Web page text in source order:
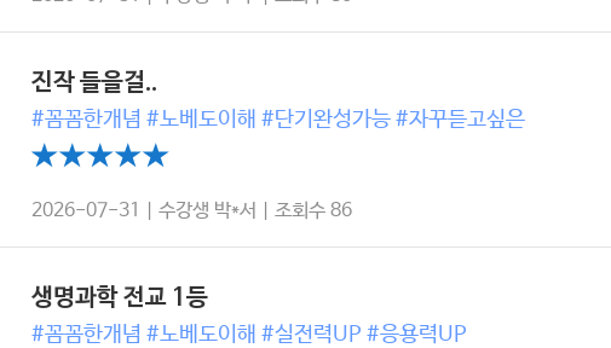
진작 들을걸..
#꼼꼼한개념 #노베도이해 #단기완성가능 #자꾸듣고싶은
2026-07-31 | 수강생 박*서 | 조회수 86
생명과학 전교 1등
#꼼꼼한개념 #노베도이해 #실전력UP #응용력UP